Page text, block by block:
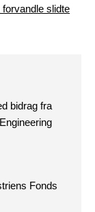
slidte
bidrag fra
Fonds